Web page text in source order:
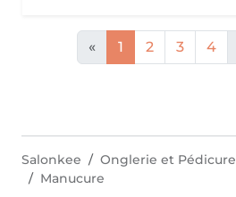
« 1 2 3 4
Salonkee Onglerie et Pédicure
Manucure